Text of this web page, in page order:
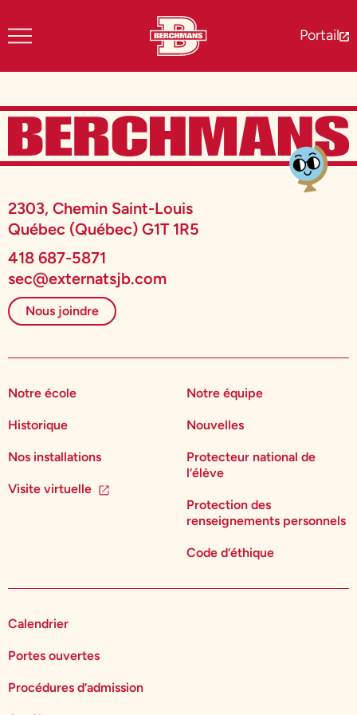
Portail
2303, Chemin Saint-Louis
Québec (Québec) G1T 1R5
418 687-5871
sec@externatsjb.com
Nous joindre
Notre école
Historique
Nos installations
Visite virtuelle
Notre équipe
Nouvelles
Protecteur national de
l’élève
Protection des
renseignements personnels
Code d’éthique
Calendrier
Portes ouvertes
Procédures d’admission